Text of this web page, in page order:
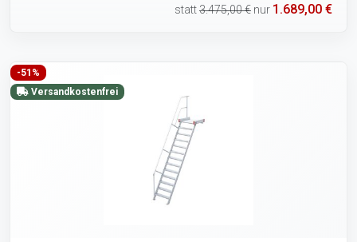
statt3.475,00 € nur 1.689,00 €
-51%
Versandkostenfrei